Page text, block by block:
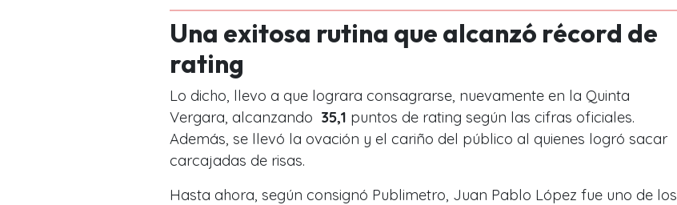
Una exitosa rutina que alcanzó récord de
rating
Lo dicho, llevo a que lograra consagrarse, nuevamente en la Quinta
Vergara, alcanzando 35,1 puntos de rating según las cifras oficiales.
Además, se llevó la ovación y el cariño del público al quienes logró sacar
carcajadas de risas.
Hasta ahora, según consignó Publimetro, Juan Pablo López fue uno de los